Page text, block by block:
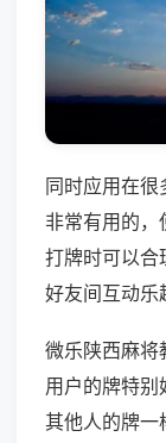
同时应用在
非常有用的
打牌时可以合
好友间互动乐
微乐陕西麻将
用户的牌特别
其他人的牌一